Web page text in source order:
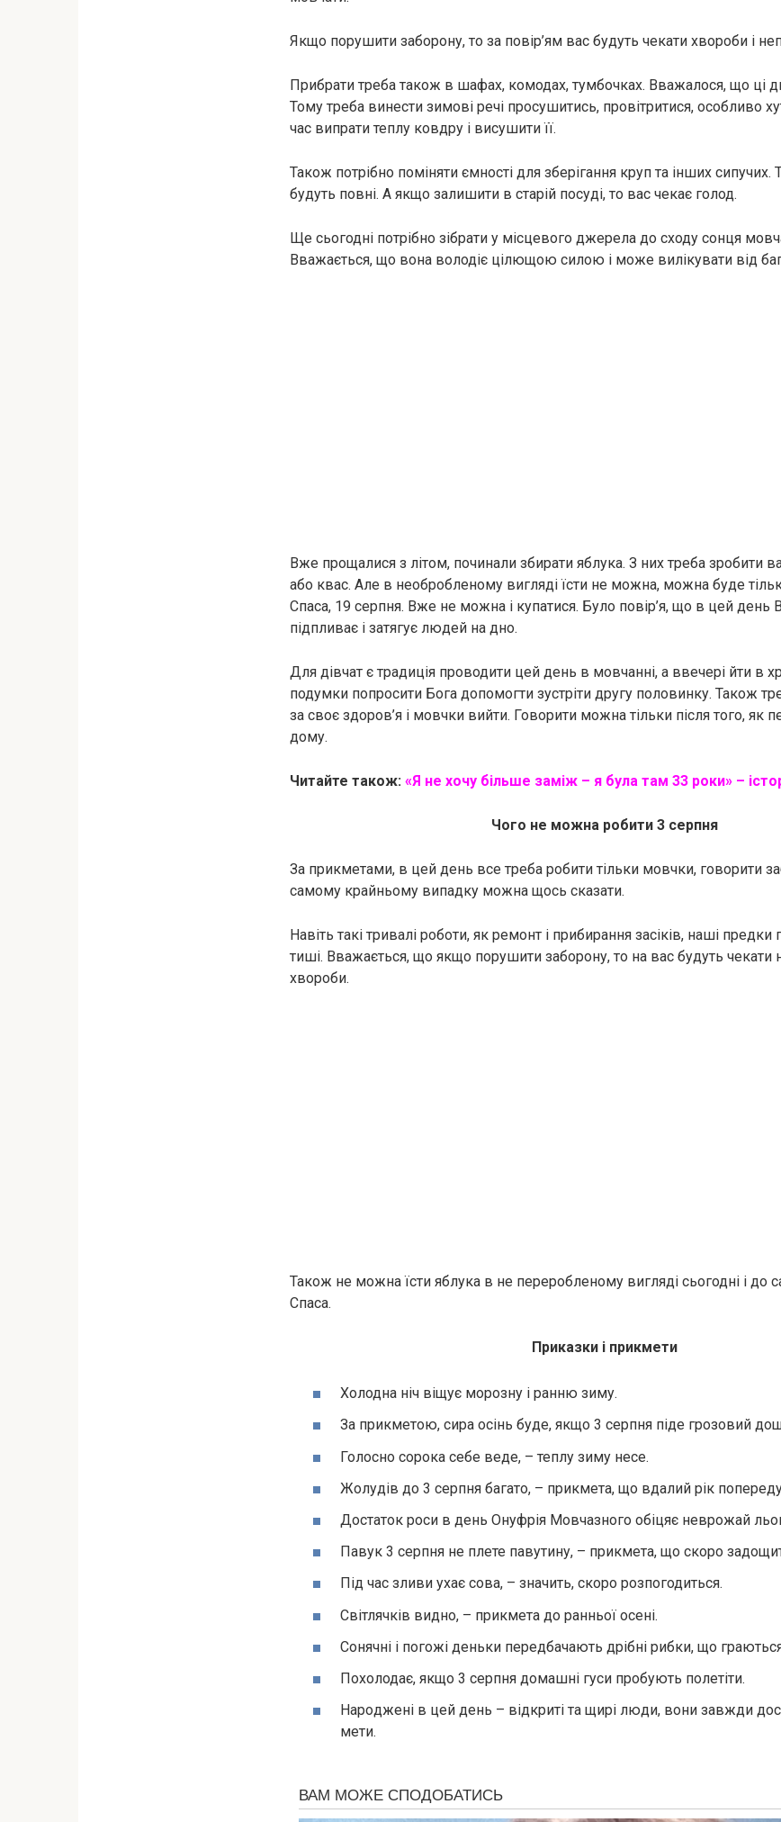
Якщо порушити заборону, то за повір’ям вас будуть чекати хвороби і
Прибрати треба також в шафах, комодах, тумбочках. Вважалося, що ці
Тому треба винести зимові речі просушитись, провітритися, особливо
час випрати теплу ковдру і висушити її.
Також потрібно поміняти ємності для зберігання круп та інших
будуть повні. А якщо залишити в старій посуді, то вас чекає голод.
Ще сьогодні потрібно зібрати у місцевого джерела до сходу сонця
Вважається, що вона володіє цілющою силою і може вилікувати від
Вже прощалися з літом, починали збирати яблука. З них треба зробити
або квас. Але в необробленому вигляді їсти не можна, можна буде
Спаса, 19 серпня. Вже не можна і купатися. Було повір’я, що в цей день
підпливає і затягує людей на дно.
Для дівчат є традиція проводити цей день в мовчанні, а ввечері йти в
подумки попросити Бога допомогти зустріти другу половинку. Також
за своє здоров’я і мовчки вийти. Говорити можна тільки після того, як
дому.
Читайте також: «Я не хочу більше заміж – я була там 33 роки» –
Чого не можна робити 3 серпня
За прикметами, в цей день все треба робити тільки мовчки, говорити
самому крайньому випадку можна щось сказати.
Навіть такі тривалі роботи, як ремонт і прибирання засіків, наші
тиші. Вважається, що якщо порушити заборону, то на вас будуть чекати
хвороби.
Також не можна їсти яблука в не переробленому вигляді сьогодні і до
Спаса.
Приказки і прикмети
Холодна ніч віщує морозну і ранню зиму.
За прикметою, сира осінь буде, якщо 3 серпня піде грозовий
Голосно сорока себе веде, – теплу зиму несе.
Жолудів до 3 серпня багато, – прикмета, що вдалий рік
Достаток роси в день Онуфрія Мовчазного обіцяє неврожай
Павук 3 серпня не плете павутину, – прикмета, що скоро
Під час зливи ухає сова, – значить, скоро розпогодиться.
Світлячків видно, – прикмета до ранньої осені.
Сонячні і погожі деньки передбачають дрібні рибки, що
Похолодає, якщо 3 серпня домашні гуси пробують полетіти.
Нapoджені в цей день – відкриті та щирі люди, вони завжди
мети.